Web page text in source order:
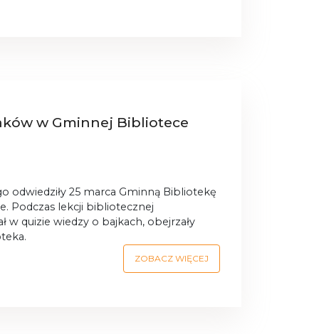
w Gminnej Bibliotece
odwiedziły 25 marca Gminną Bibliotekę
Podczas lekcji bibliotecznej
w quizie wiedzy o bajkach, obejrzały
ZOBACZ WIĘCEJ